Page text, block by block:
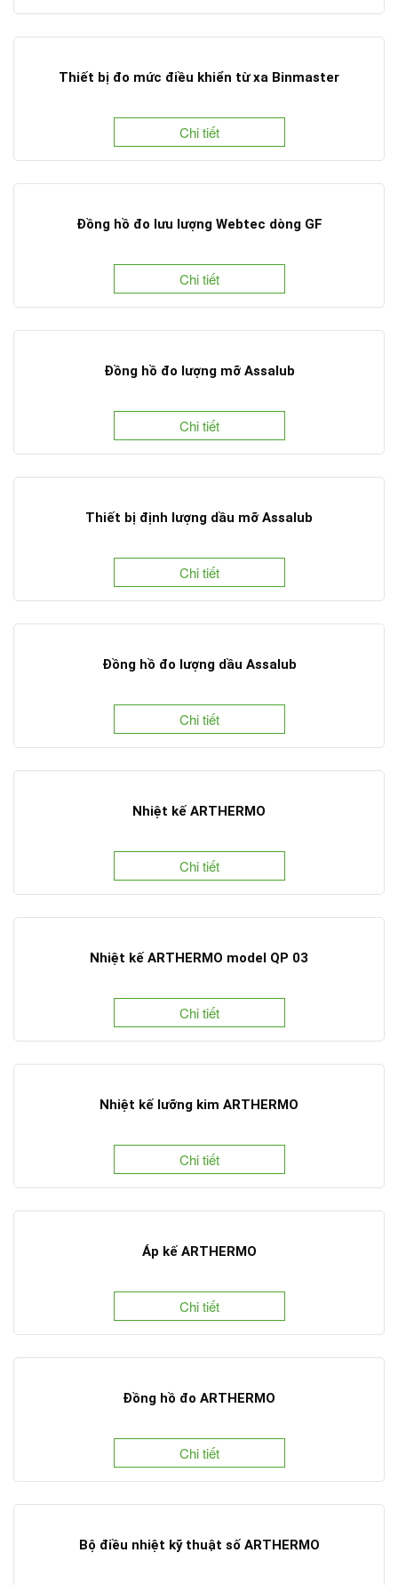
Thiết bị đo mức điều khiển từ xa Binmaster
Chi tiết
Đồng hồ đo lưu lượng Webtec dòng GF
Chi tiết
Đồng hồ đo lượng mỡ Assalub
Chi tiết
Thiết bị định lượng dầu mỡ Assalub
Chi tiết
Đồng hồ đo lượng dầu Assalub
Chi tiết
Nhiệt kế ARTHERMO
Chi tiết
Nhiệt kế ARTHERMO model QP 03
Chi tiết
Nhiệt kế lưỡng kim ARTHERMO
Chi tiết
Áp kế ARTHERMO
Chi tiết
Đồng hồ đo ARTHERMO
Chi tiết
Bộ điều nhiệt kỹ thuật số ARTHERMO